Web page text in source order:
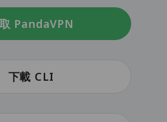
PandaVPN
下載 CLI